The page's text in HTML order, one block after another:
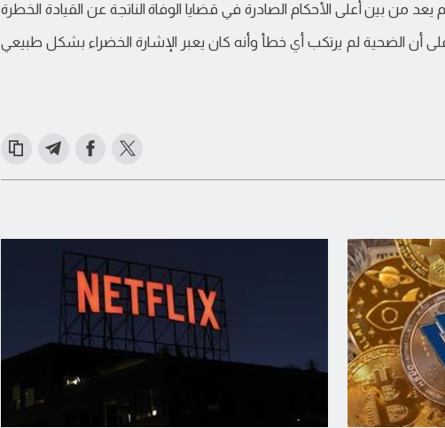
من بين أعلى الأحكام الصادرة في قضايا الوفاة الناتجة عن القيادة الخطرة
أن الضحية لم يرتكب أي خطأ وأنه كان يعبر الإشارة الخضراء بشكل طبيعي